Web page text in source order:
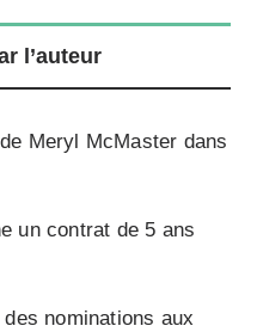
l’auteur
Meryl McMaster dans
un contrat de 5 ans
nominations aux